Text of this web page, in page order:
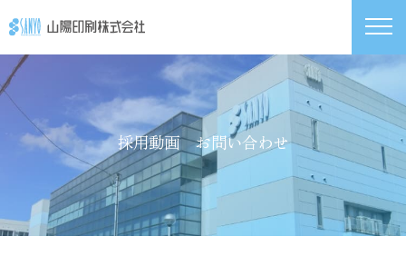
採用動画 お問い合わせ